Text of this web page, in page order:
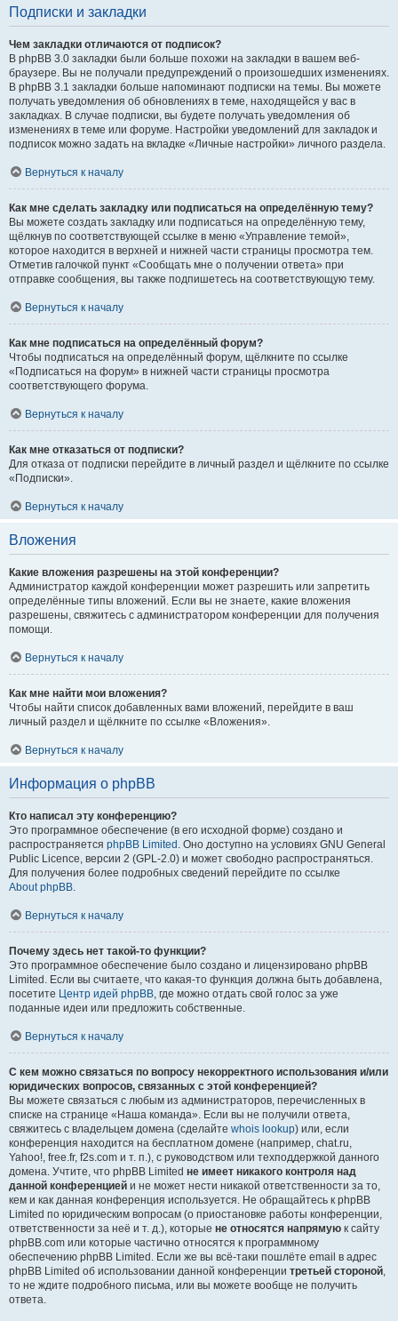
Подписки и закладки
Чем закладки отличаются от подписок?
В phpBB 3.0 закладки были больше похожи на закладки в вашем веб-
браузере. Вы не получали предупреждений о произошедших изменениях.
В phpBB 3.1 закладки больше напоминают подписки на темы. Вы можете
получать уведомления об обновлениях в теме, находящейся у вас в
закладках. В случае подписки, вы будете получать уведомления об
изменениях в теме или форуме. Настройки уведомлений для закладок и
подписок можно задать на вкладке «Личные настройки» личного раздела.
Вернуться к началу
Как мне сделать закладку или подписаться на определённую тему?
Вы можете создать закладку или подписаться на определённую тему,
щёлкнув по соответствующей ссылке в меню «Управление темой»,
которое находится в верхней и нижней части страницы просмотра тем.
Отметив галочкой пункт «Сообщать мне о получении ответа» при
отправке сообщения, вы также подпишетесь на соответствующую тему.
Вернуться к началу
Как мне подписаться на определённый форум?
Чтобы подписаться на определённый форум, щёлкните по ссылке
«Подписаться на форум» в нижней части страницы просмотра
соответствующего форума.
Вернуться к началу
Как мне отказаться от подписки?
Для отказа от подписки перейдите в личный раздел и щёлкните по ссылке
«Подписки».
Вернуться к началу
Вложения
Какие вложения разрешены на этой конференции?
Администратор каждой конференции может разрешить или запретить
определённые типы вложений. Если вы не знаете, какие вложения
разрешены, свяжитесь с администратором конференции для получения
помощи.
Вернуться к началу
Как мне найти мои вложения?
Чтобы найти список добавленных вами вложений, перейдите в ваш
личный раздел и щёлкните по ссылке «Вложения».
Вернуться к началу
Информация о phpBB
Кто написал эту конференцию?
Это программное обеспечение (в его исходной форме) создано и
распространяется phpBB Limited . Оно доступно на условиях GNU General
Public Licence, версии 2 (GPL-2.0) и может свободно распространяться.
Для получения более подробных сведений перейдите по ссылке
About phpBB.
Вернуться к началу
Почему здесь нет такой-то функции?
Это программное обеспечение было создано и лицензировано phpBB
Limited. Если вы считаете, что какая-то функция должна быть добавлена,
посетите Центр идей phpBB, где можно отдать свой голос за уже
поданные идеи или предложить собственные.
Вернуться к началу
С кем можно связаться по вопросу некорректного использования и/или
юридических вопросов, связанных с этой конференцией?
Вы можете связаться с любым из администраторов, перечисленных в
списке на странице «Наша команда». Если вы не получили ответа,
свяжитесь с владельцем домена (сделайте whois lookup) или, если
конференция находится на бесплатном домене (например, chat.ru,
Yahoo!, free.fr, f2s.com и т. п.), с руководством или техподдержкой данного
домена. Учтите, что phpBB Limited не имеет никакого контроля над
данной конференцией и не может нести никакой ответственности за то,
кем и как данная конференция используется. Не обращайтесь к phpBB
Limited по юридическим вопросам (о приостановке работы конференции,
ответственности за неё и т. д.), которые не относятся напрямую к сайту
phpBB.com или которые частично относятся к программному
обеспечению phpBB Limited. Если же вы всё-таки пошлёте email в адрес
phpBB Limited об использовании данной конференции третьей стороной,
то не ждите подробного письма, или вы можете вообще не получить
ответа.